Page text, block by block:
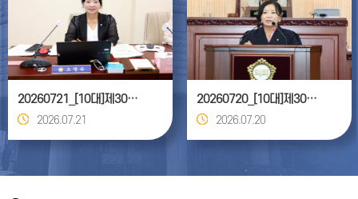
20260721_[10대]제306회 고양특례시의회 임시회_기획행정위원회
2026.07.21
20260720_[10대]제306회 고양특례시의회 임시회 제1차 본회의
2026.07.20